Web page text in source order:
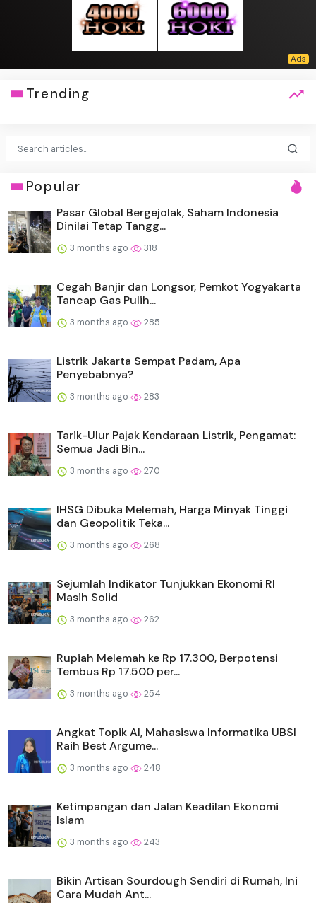
Trending
Popular
Pasar Global Bergejolak, Saham Indonesia
Dinilai Tetap Tangg...
3 months ago 318
Cegah Banjir dan Longsor, Pemkot Yogyakarta
Tancap Gas Pulih...
3 months ago 285
Listrik Jakarta Sempat Padam, Apa
Penyebabnya?
3 months ago 283
Tarik-Ulur Pajak Kendaraan Listrik, Pengamat:
Semua Jadi Bin...
3 months ago 270
IHSG Dibuka Melemah, Harga Minyak Tinggi
dan Geopolitik Teka...
3 months ago 268
Sejumlah Indikator Tunjukkan Ekonomi RI
Masih Solid
3 months ago 262
Rupiah Melemah ke Rp 17.300, Berpotensi
Tembus Rp 17.500 per...
3 months ago 254
Angkat Topik AI, Mahasiswa Informatika UBSI
Raih Best Argume...
3 months ago 248
Ketimpangan dan Jalan Keadilan Ekonomi
Islam
3 months ago 243
Bikin Artisan Sourdough Sendiri di Rumah, Ini
Cara Mudah Ant...